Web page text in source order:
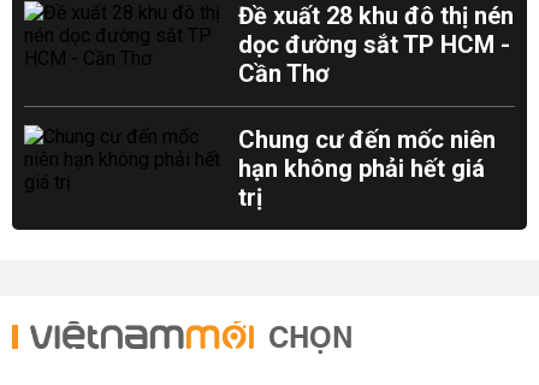
Đề xuất 28 khu đô thị nén
dọc đường sắt TP HCM -
Cần Thơ
Chung cư đến mốc niên
hạn không phải hết giá
trị
CHỌN